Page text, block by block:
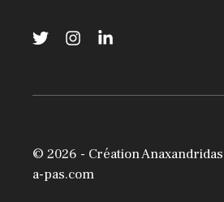
© 2026 - Création Anaxandridas
a-pas.com